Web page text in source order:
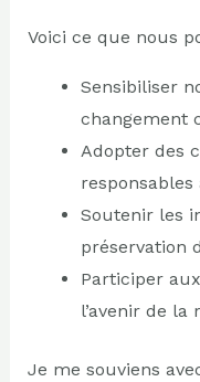
Voici ce que nous
Sensibiliser
changement
Adopter des
Soutenir les
préservation
Participer
l’avenir de la
Je me souviens